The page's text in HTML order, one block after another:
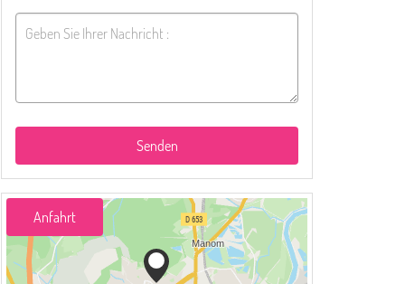
Senden
Anfahrt